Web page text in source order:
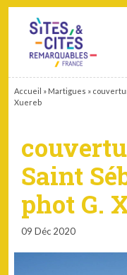
Accueil » Martigues »
Xuereb
Saint
phot G.
09 Déc 2020